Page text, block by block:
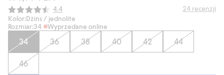
Średnia ocena:
4.4 24 recenzji
Kolor:Dżins / jednolite
Rozmiar:34 Wyprzedane online
34 36 38 40 42 44
46